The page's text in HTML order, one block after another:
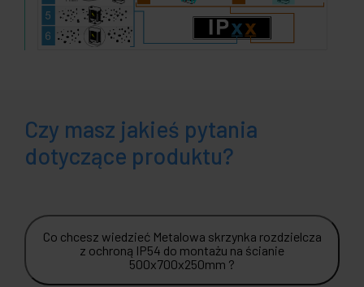
Czy masz jakieś pytania
dotyczące produktu?
Co chcesz wiedzieć Metalowa skrzynka rozdzielcza
z ochroną IP54 do montażu na ścianie
500x700x250mm ?